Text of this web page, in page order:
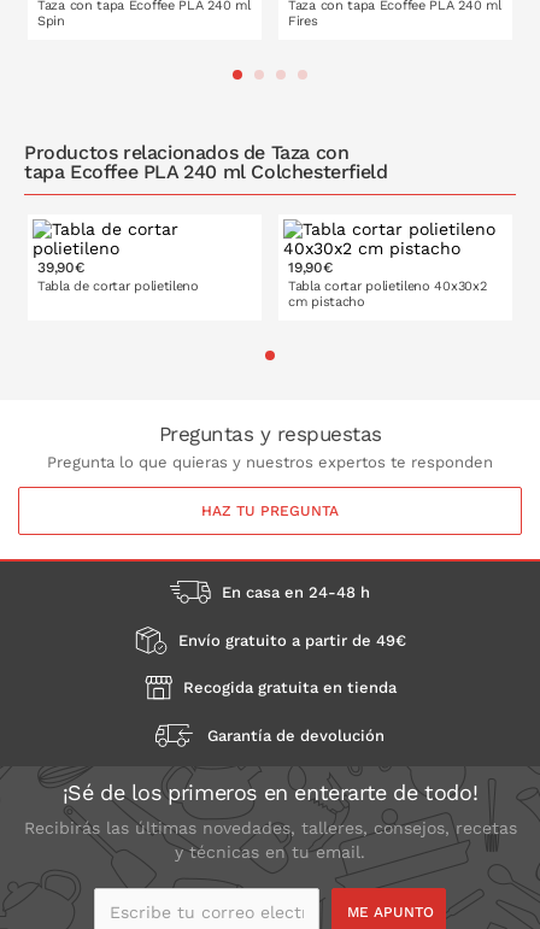
Fabricada con ácido poliáctico (PLA) natural de formación
dura, un biopolímero creado a partir de materiales 100%
azucarera, el maíz y los almidones de patata.
Capacidad de 240 ml.
Medidas:
Sin tapa: 9 cm alto x 8 cm Ø superior x 5,7 cm Ø
Taza con tapa Ecoffee PLA 240 ml
Spin
Taza con tapa Ecoffee PLA 240 ml
Fires
Productos relacionados de Taza con
tapa Ecoffee PLA 240 ml Colchesterfield
39,90€
Tabla de cortar polietileno
19,90€
Tabla cortar polietileno 40x30x2
cm pistacho
Preguntas y respuestas
Pregunta lo que quieras y nuestros expertos te responden
HAZ TU PREGUNTA
En casa en 24-48 h
Envío gratuito a partir de 49€
Recogida gratuita en tienda
Garantía de devolución
¡Sé de los primeros en enterarte de todo!
Recibirás las últimas novedades, talleres, consejos, recetas
y técnicas en tu email.
Escribe tu correo